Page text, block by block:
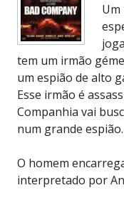
tem um irmão
um espião de alto
Esse irmão é
Companhia vai
num grande espião.
O homem
interpretado por